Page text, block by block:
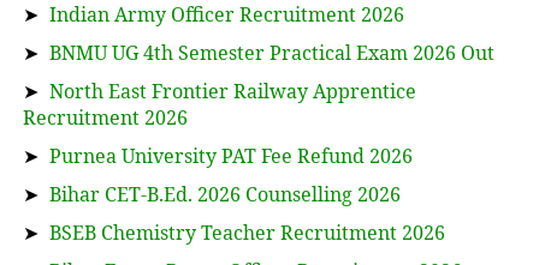
➤ Indian Army Officer Recruitment 2026
➤ BNMU UG 4th Semester Practical Exam 2026 Out
➤ North East Frontier Railway Apprentice
Recruitment 2026
➤ Purnea University PAT Fee Refund 2026
➤ Bihar CET-B.Ed. 2026 Counselling 2026
➤ BSEB Chemistry Teacher Recruitment 2026